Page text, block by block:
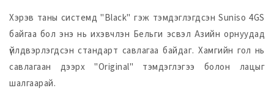
Хэрэв таны системд "Black" гэж тэмдэглэгдсэн Suniso 4GS
байгаа бол энэ нь ихэвчлэн Бельги эсвэл Азийн орнуудад
үйлдвэрлэгдсэн стандарт савлагаа байдаг. Хамгийн гол нь
савлагаан дээрх "Original" тэмдэглэгээ болон лацыг
шалгаарай.